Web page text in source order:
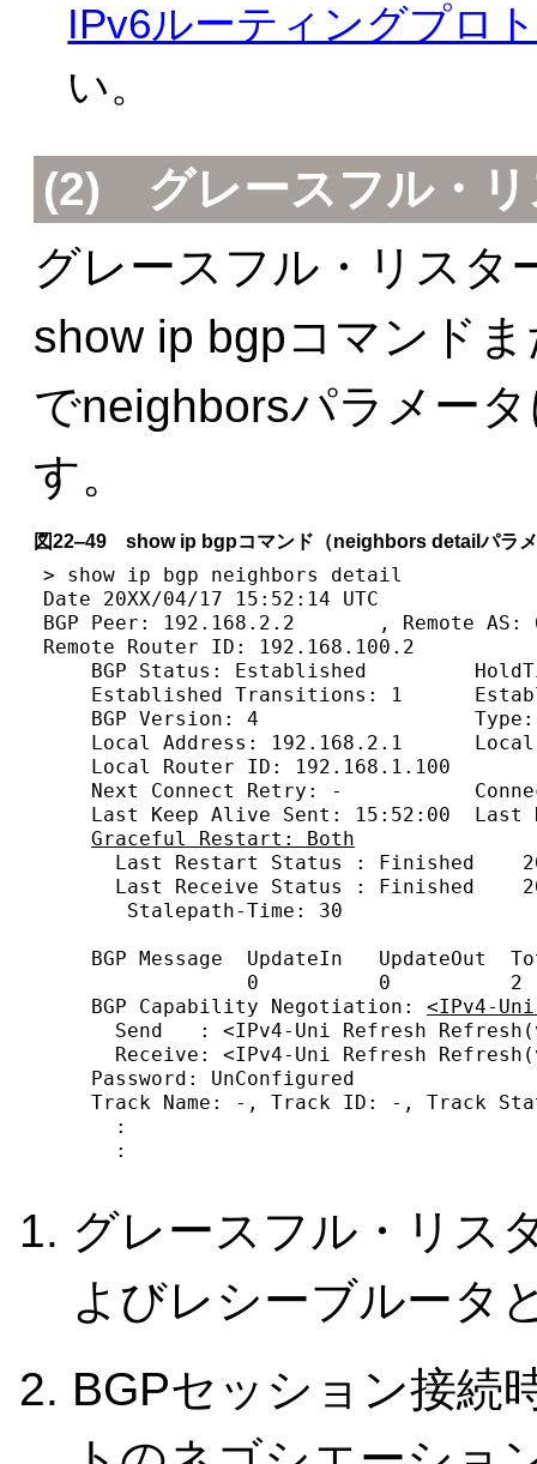
IPv6ルーティングプロ
い。
(2) グレースフル・リ
グレースフル・リスタ
show ip bgpコマンド
でneighborsパラメー
す。
図22‒49 show ip bgpコマンド（neighbors detailパラメ
> show ip bgp neighbors detail
Date 20XX/04/17 15:52:14 UTC
BGP Peer: 192.168.2.2       , Remote AS:
Remote Router ID: 192.168.100.2
BGP Status: Established
Established Transitions: 1
BGP Version: 4
Local Address: 192.168.2.1
    Local Router ID: 192.168.1.100
Next Connect Retry: -
Last Keep Alive Sent: 15:52:00  Last
Graceful Restart: Both
Last Restart Status : Finished
Last Receive Status : Finished
       Stalepath-Time: 30
BGP Message  UpdateIn   UpdateOut
0          0          2
    BGP Capability Negotiation:
<IPv4-
Send   : <IPv4-Uni Refresh
Receive: <IPv4-Uni Refresh
    Password: UnConfigured
Track Name: -, Track ID: -, Track
      :
      :
グレースフル・リス
よびレシーブルータ
BGPセッション接続